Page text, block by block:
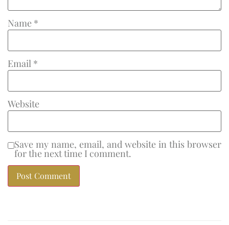
Name *
Email *
Website
Save my name, email, and website in this browser
for the next time I comment.